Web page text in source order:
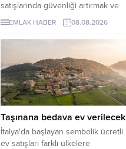
satışlarında güvenliği artırmak ve
dolandırıcılık riskini azaltmak
amacıyla hayata geçireceği
Güvenli Ödeme Sistemi'nin
2026'ya erteledi. Düzenlemeyle
birlikte konut ve diğer taşınmaz
alım satımlarında ödeme
işlemlerinin daha güvenli bir
hedefleniyor.
EMLAK HABER 08.08.2026
Taşınana bedava ev verilecek
İtalya'da başlayan sembolik ücretli
ev satışları farklı ülkelere